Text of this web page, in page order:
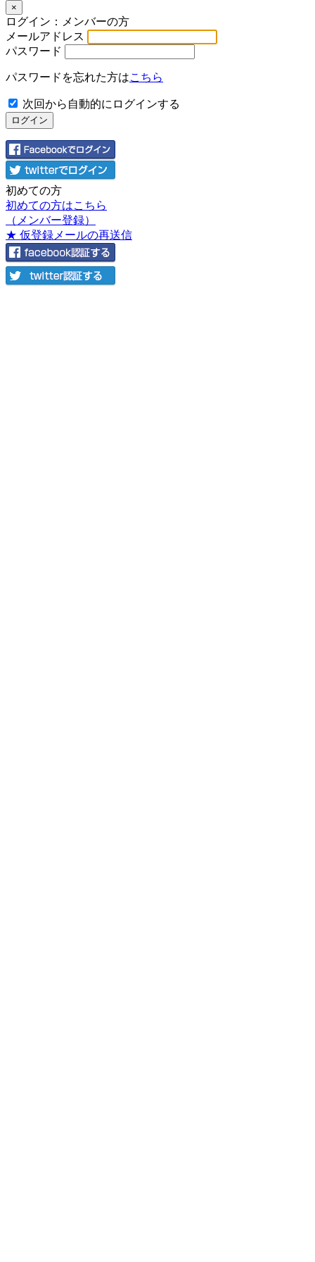
×
ログイン：メンバーの方
メールアドレス
パスワード
パスワードを忘れた方はこちら
次回から自動的にログインする
初めての方
初めての方はこちら
（メンバー登録）
★ 仮登録メールの再送信